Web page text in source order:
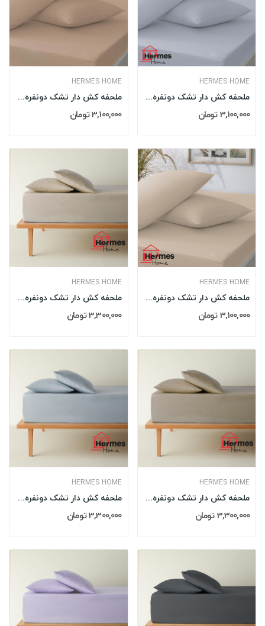
HERMES HOME
ملحفه کش دار تشک دونفره 160 کویین هرمس HERMES...
3,100,000 تومان
HERMES HOME
ملحفه کش دار تشک دونفره 160 کویین هرمس HERMES...
3,100,000 تومان
HERMES HOME
ملحفه کش دار تشک دونفره 160 کویین هرمس HERMES...
3,100,000 تومان
HERMES HOME
ملحفه کش دار تشک دونفره 180 کینگ هرمس HERMES...
3,300,000 تومان
HERMES HOME
ملحفه کش دار تشک دونفره 180 کینگ هرمس HERMES...
3,300,000 تومان
HERMES HOME
ملحفه کش دار تشک دونفره 180 کینگ هرمس HERMES...
3,300,000 تومان